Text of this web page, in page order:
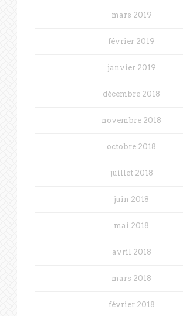
mars 2019
février 2019
janvier 2019
décembre 2018
novembre 2018
octobre 2018
juillet 2018
juin 2018
mai 2018
avril 2018
mars 2018
février 2018